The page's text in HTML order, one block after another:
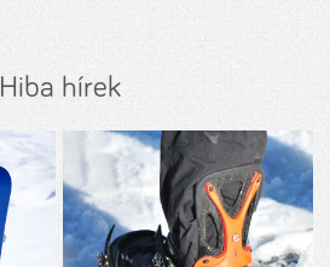
Hiba hírek